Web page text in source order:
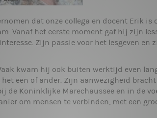
dat onze collega en docent Erik is
Vanaf het eerste moment gaf hij zijn
Zijn passie voor het lesgeven en
kwam hij ook buiten werktijd even
een of ander. Zijn aanwezigheid
de Koninklijke Marechaussee en in de
om mensen te verbinden, met een